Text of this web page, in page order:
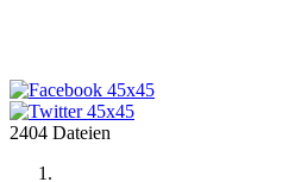
2404 Dateien